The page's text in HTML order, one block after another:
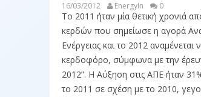
16/03/2012 EnergyIn 0
Το 2011 ήταν μία θετική χρονιά
κερδών που σημείωσε η αγορά
Ενέργειας και το 2012 αναμένεται
κερδοφόρο, σύμφωνα με την
2012”. Η Αύξηση στις ΑΠΕ ήταν
το 2011 σε σχέση με το 2010,